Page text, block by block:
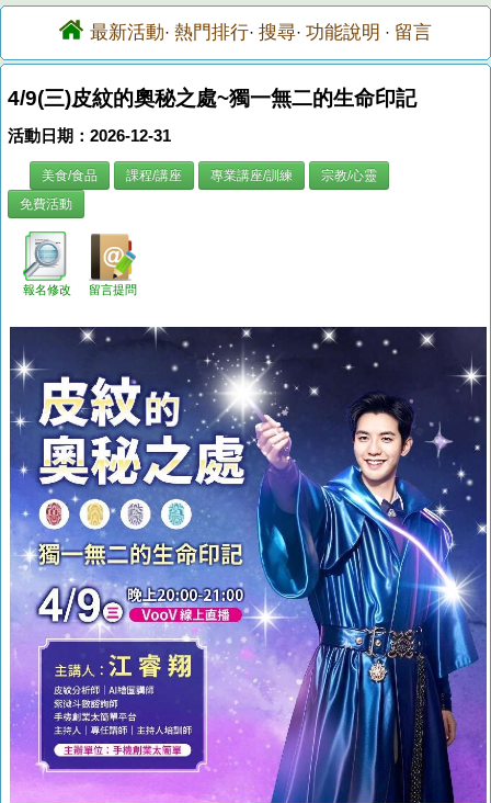
最新活動· 熱門排行· 搜尋· 功能說明 · 留言
4/9(三)皮紋的奧秘之處~獨一無二的生命印記
活動日期：2026-12-31
美食/食品 課程/講座 專業講座/訓練
宗教/心靈
免費活動
報名修改 留言提問